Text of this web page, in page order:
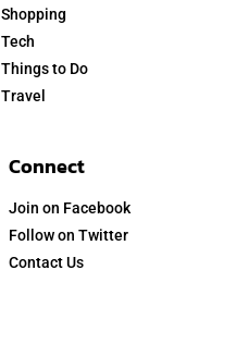
Shopping
Tech
Things to Do
Travel
Connect
Join on Facebook
Follow on Twitter
Contact Us